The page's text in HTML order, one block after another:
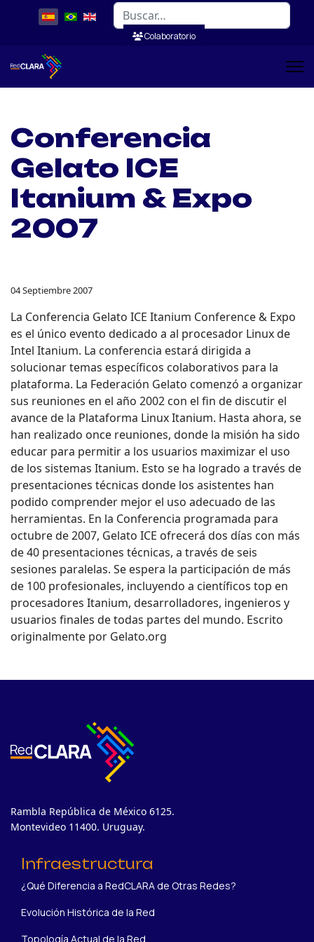
Buscar
Colaboratorio
Conferencia
Gelato ICE
Itanium & Expo
2007
04 Septiembre 2007
La Conferencia Gelato ICE Itanium Conference & Expo
es el único evento dedicado a al procesador Linux de
Intel Itanium. La conferencia estará dirigida a
solucionar temas específicos colaborativos para la
plataforma. La Federación Gelato comenzó a organizar
sus reuniones en el año 2002 con el fin de discutir el
avance de la Plataforma Linux Itanium. Hasta ahora, se
han realizado once reuniones, donde la misión ha sido
educar para permitir a los usuarios maximizar el uso
de los sistemas Itanium. Esto se ha logrado a través de
presentaciones técnicas donde los asistentes han
podido comprender mejor el uso adecuado de las
herramientas. En la Conferencia programada para
octubre de 2007, Gelato ICE ofrecerá dos días con más
de 40 presentaciones técnicas, a través de seis
sesiones paralelas. Se espera la participación de más
de 100 profesionales, incluyendo a científicos top en
procesadores Itanium, desarrolladores, ingenieros y
usuarios finales de todas partes del mundo. Escrito
originalmente por Gelato.org
Rambla República de México 6125.
Montevideo 11400. Uruguay.
Infraestructura
¿Qué Diferencia a RedCLARA de Otras Redes?
Evolución Histórica de la Red
Topología Actual de la Red